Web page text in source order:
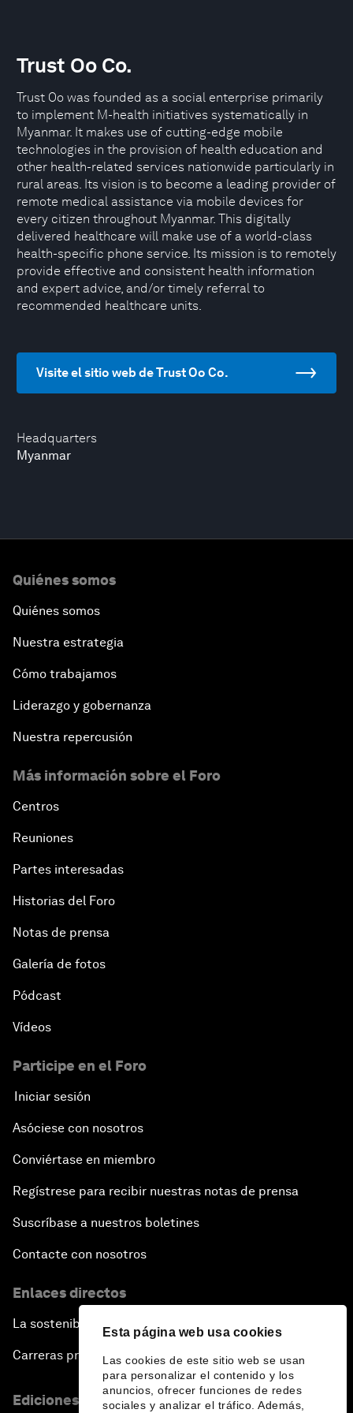
Esta página web usa cookies
Las cookies de este sitio web se usan
para personalizar el contenido y los
anuncios, ofrecer funciones de redes
sociales y analizar el tráfico. Además,
Headquarters
Myanmar
Trust Oo Co.
Trust Oo was founded as a social enterprise primarily
to implement M-health initiatives systematically in
Myanmar. It makes use of cutting-edge mobile
technologies in the provision of health education and
other health-related services nationwide particularly in
rural areas. Its vision is to become a leading provider of
remote medical assistance via mobile devices for
every citizen throughout Myanmar. This digitally
delivered healthcare will make use of a world-class
health-specific phone service. Its mission is to remotely
provide effective and consistent health information
and expert advice, and/or timely referral to
recommended healthcare units.
Visite el sitio web de Trust Oo Co.
Quiénes somos
Quiénes somos
Nuestra estrategia
Cómo trabajamos
Liderazgo y gobernanza
Nuestra repercusión
Más información sobre el Foro
Centros
Reuniones
Partes interesadas
Historias del Foro
Notas de prensa
Galería de fotos
Pódcast
Vídeos
Participe en el Foro
Iniciar sesión
Asóciese con nosotros
Conviértase en miembro
Regístrese para recibir nuestras notas de prensa
Suscríbase a nuestros boletines
Contacte con nosotros
Enlaces directos
La sostenibilidad en el Foro
Carreras profesionales
Ediciones en otros idiomas